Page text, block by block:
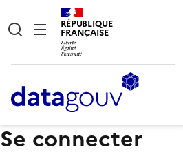
RÉPUBLIQUE
FRANÇAISE
Se connecter